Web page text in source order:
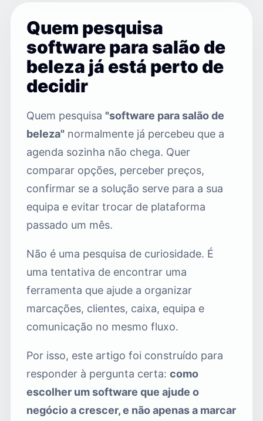
Quem pesquisa
software para salão de
beleza já está perto de
decidir
Quem pesquisa "software para salão de
beleza" normalmente já percebeu que a
agenda sozinha não chega. Quer
comparar opções, perceber preços,
confirmar se a solução serve para a sua
equipa e evitar trocar de plataforma
passado um mês.
Não é uma pesquisa de curiosidade. É
uma tentativa de encontrar uma
ferramenta que ajude a organizar
marcações, clientes, caixa, equipa e
comunicação no mesmo fluxo.
Por isso, este artigo foi construído para
responder à pergunta certa: como
escolher um software que ajude o
negócio a crescer, e não apenas a marcar